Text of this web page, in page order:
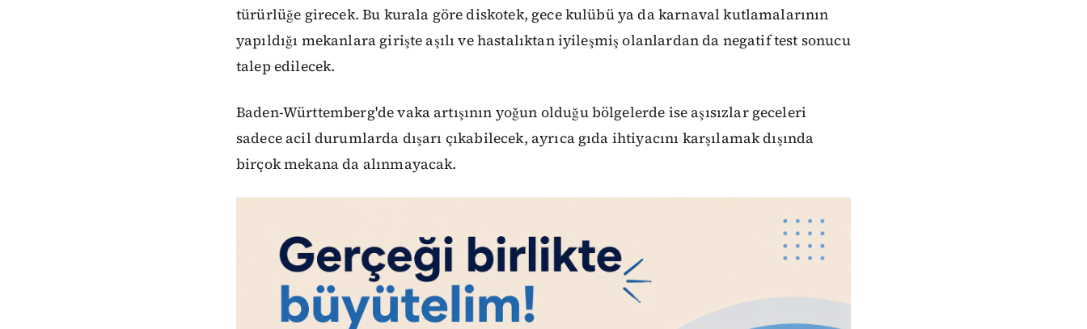
türürlüğe girecek. Bu kurala göre diskotek, gece kulübü ya da karnaval kutlamalarının
yapıldığı mekanlara girişte aşılı ve hastalıktan iyileşmiş olanlardan da negatif test sonucu
talep edilecek.
Baden-Württemberg'de vaka artışının yoğun olduğu bölgelerde ise aşısızlar geceleri
sadece acil durumlarda dışarı çıkabilecek, ayrıca gıda ihtiyacını karşılamak dışında
birçok mekana da alınmayacak.